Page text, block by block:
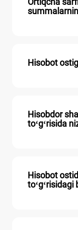
Hisobot
Hisobdor
toʻgʻrisida
Hisobot
toʻgʻrisidagi